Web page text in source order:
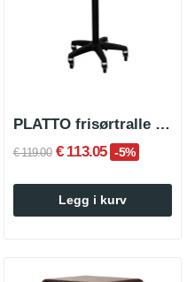
PLATTO frisørtralle på hjul med svart brett
€ 119.00 € 113.05 -5%
Legg i kurv